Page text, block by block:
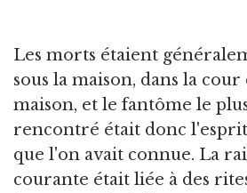
Les morts étaient
sous la maison, dans la
maison, et le fantôme le
rencontré était donc
que l'on avait connue. La
courante était liée à des